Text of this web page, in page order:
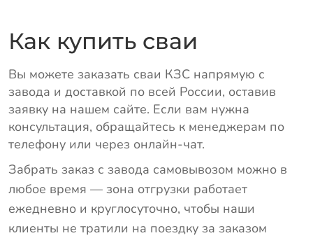
Как купить сваи
Вы можете заказать сваи КЗС напрямую с
завода и доставкой по всей России, оставив
заявку на нашем сайте. Если вам нужна
консультация, обращайтесь к менеджерам по
телефону или через онлайн-чат.
Забрать заказ с завода самовывозом можно в
любое время — зона отгрузки работает
ежедневно и круглосуточно, чтобы наши
клиенты не тратили на поездку за заказом